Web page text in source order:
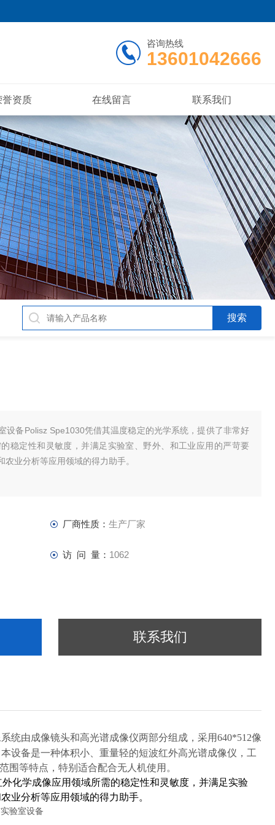
咨询热线
13601042666
誉资质 在线留言 联系我们
设备Polisz Spe1030凭借其温度稳定的光学系统，提供了非常好
稳定性和灵敏度，并满足实验室、野外、和工业应用的严苛要
业分析等应用领域的得力助手。
厂商性质： 生产厂家
访 问 量： 1062
联系我们
统由成像镜头和高光谱成像仪两部分组成，采用640*512像
设备是一种体积小、重量轻的短波红外高光谱成像仪，工
围等特点，特别适合配合无人机使用。
化学成像应用领域所需的稳定性和灵敏度，并满足实验
业分析等应用领域的得力助手。